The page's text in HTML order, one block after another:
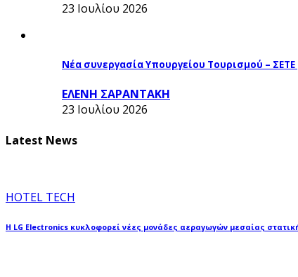
23 Ιουλίου 2026
Νέα συνεργασία Υπουργείου Τουρισμού –
ΕΛΕΝΗ ΣΑΡΑΝΤΑΚΗ
23 Ιουλίου 2026
Latest News
HOTEL TECH
Η LG Electronics κυκλοφορεί νέες μονάδες αεραγωγών μεσαίας